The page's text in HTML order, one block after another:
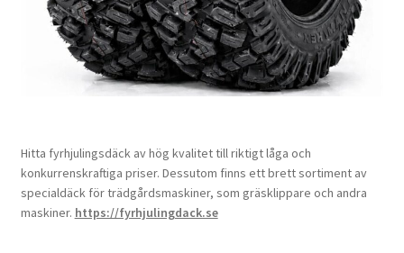
Hitta fyrhjulingsdäck av hög kvalitet till riktigt låga och
konkurrenskraftiga priser. Dessutom finns ett brett sortiment av
specialdäck för trädgårdsmaskiner, som gräsklippare och andra
maskiner. https://fyrhjulingdack.se